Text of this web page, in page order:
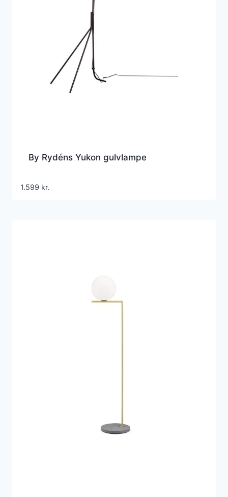
By Rydéns Yukon gulvlampe
1.599 kr.